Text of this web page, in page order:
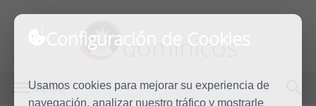
Configuración de Cookies
Usamos cookies para mejorar su experiencia de
navegación, analizar nuestro tráfico y mostrarle
dominicos
MENÚ